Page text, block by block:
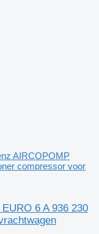
AIRCOPOMP
compressor voor
6 A 936 230